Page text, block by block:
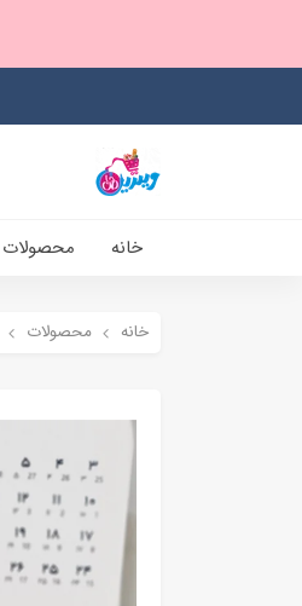
خانه محصولات
خانه محصولات